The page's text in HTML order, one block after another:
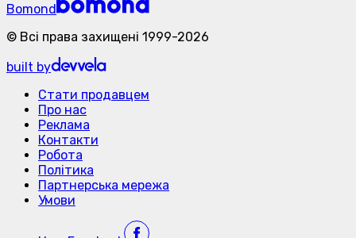
Bomond
© Всі права захищені 1999-2026
built by
Стати продавцем
Про нас
Реклама
Контакти
Робота
Політика
Партнерська мережа
Умови